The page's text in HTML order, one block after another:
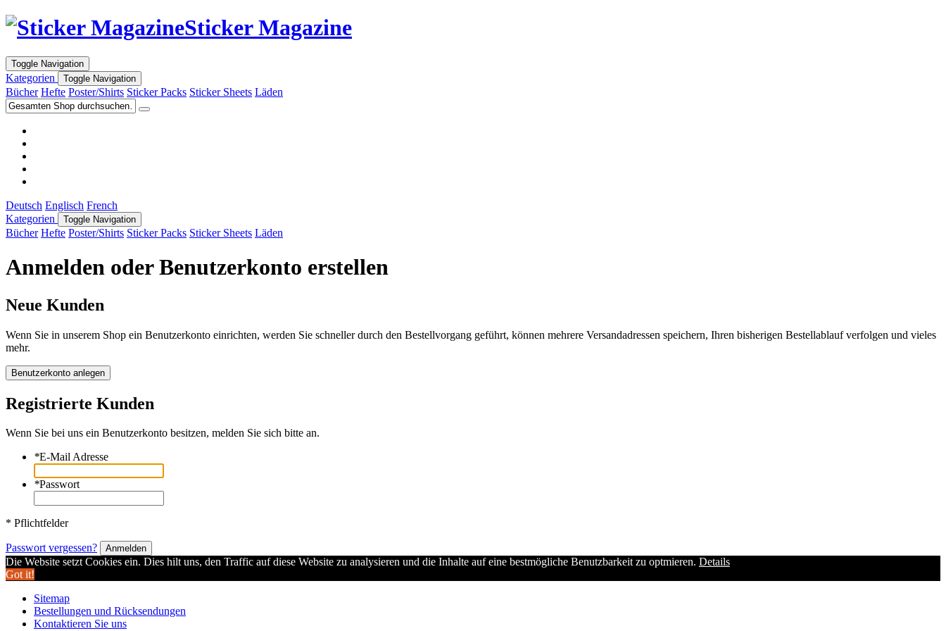
Sticker Magazine
Toggle Navigation
Kategorien Toggle Navigation
Bücher Hefte Poster/Shirts Sticker Packs Sticker Sheets Läden
Deutsch Englisch French
Kategorien
Toggle Navigation
Bücher Hefte Poster/Shirts Sticker Packs Sticker Sheets Läden
Anmelden oder Benutzerkonto erstellen
Neue Kunden
Wenn Sie in unserem Shop ein Benutzerkonto einrichten, werden Sie schneller durch den Bestellvorgang geführt, können mehrere Versandadressen speichern, Ihren bisherigen Bestellablauf verfolgen und vieles
mehr.
Benutzerkonto anlegen
Registrierte Kunden
Wenn Sie bei uns ein Benutzerkonto besitzen, melden Sie sich bitte an.
*E-Mail Adresse
*Passwort
* Pflichtfelder
Passwort vergessen? Anmelden
Die Website setzt Cookies ein. Dies hilt uns, den Traffic auf diese Website zu analysieren und die Inhalte auf eine bestmögliche Benutzbarkeit zu optmieren. Details
Got it!
Sitemap
Bestellungen und Rücksendungen
Kontaktieren Sie uns